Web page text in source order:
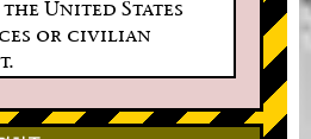
the United States
or civilian